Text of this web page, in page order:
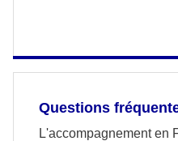
Questions
L'accompagnement en